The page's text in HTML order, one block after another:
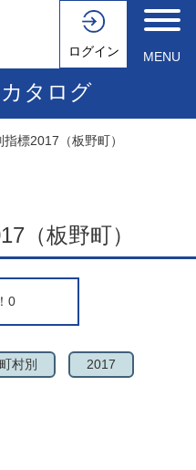
ログイン MENU
タログ
標2017（板野町）
（板野町）
0
村別 2017